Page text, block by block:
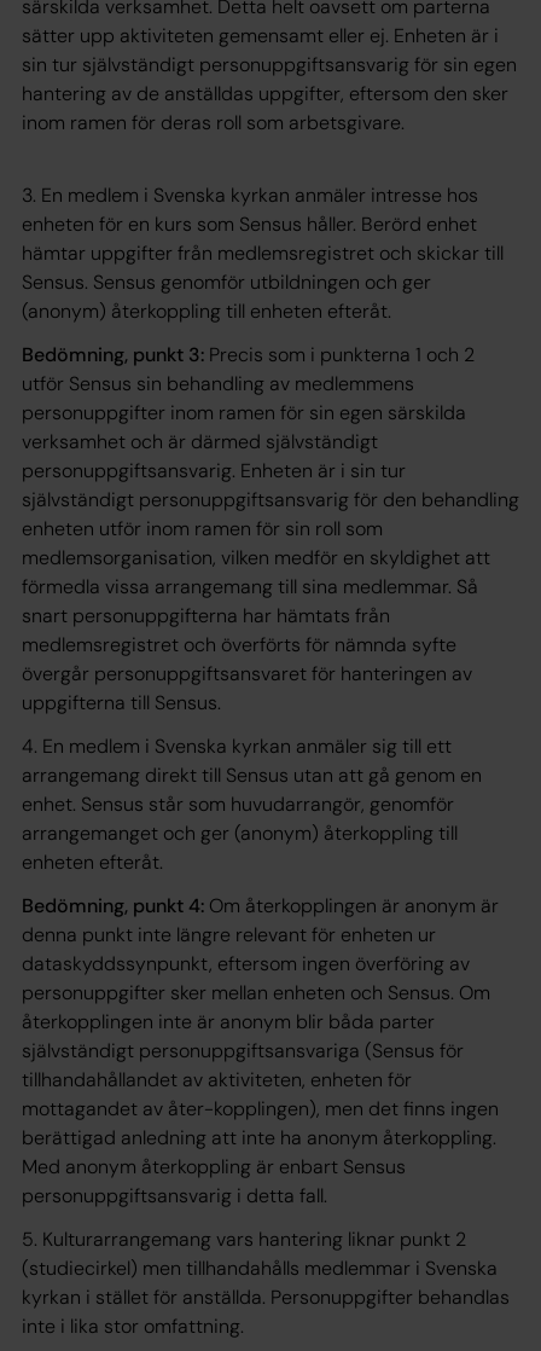
särskilda verksamhet. Detta helt oavsett om parterna
sätter upp aktiviteten gemensamt eller ej. Enheten är i
sin tur självständigt personuppgiftsansvarig för sin egen
hantering av de anställdas uppgifter, eftersom den sker
inom ramen för deras roll som arbetsgivare.
3. En medlem i Svenska kyrkan anmäler intresse hos
enheten för en kurs som Sensus håller. Berörd enhet
hämtar uppgifter från medlemsregistret och skickar till
Sensus. Sensus genomför utbildningen och ger
(anonym) återkoppling till enheten efteråt.
Bedömning, punkt 3: Precis som i punkterna 1 och 2
utför Sensus sin behandling av medlemmens
personuppgifter inom ramen för sin egen särskilda
verksamhet och är därmed självständigt
personuppgiftsansvarig. Enheten är i sin tur
självständigt personuppgiftsansvarig för den behandling
enheten utför inom ramen för sin roll som
medlemsorganisation, vilken medför en skyldighet att
förmedla vissa arrangemang till sina medlemmar. Så
snart personuppgifterna har hämtats från
medlemsregistret och överförts för nämnda syfte
övergår personuppgiftsansvaret för hanteringen av
uppgifterna till Sensus.
4. En medlem i Svenska kyrkan anmäler sig till ett
arrangemang direkt till Sensus utan att gå genom en
enhet. Sensus står som huvudarrangör, genomför
arrangemanget och ger (anonym) återkoppling till
enheten efteråt.
Bedömning, punkt 4: Om återkopplingen är anonym är
denna punkt inte längre relevant för enheten ur
dataskyddssynpunkt, eftersom ingen överföring av
personuppgifter sker mellan enheten och Sensus. Om
återkopplingen inte är anonym blir båda parter
självständigt personuppgiftsansvariga (Sensus för
tillhandahållandet av aktiviteten, enheten för
mottagandet av åter-kopplingen), men det finns ingen
berättigad anledning att inte ha anonym återkoppling.
Med anonym återkoppling är enbart Sensus
personuppgiftsansvarig i detta fall.
5. Kulturarrangemang vars hantering liknar punkt 2
(studiecirkel) men tillhandahålls medlemmar i Svenska
kyrkan i stället för anställda. Personuppgifter behandlas
inte i lika stor omfattning.